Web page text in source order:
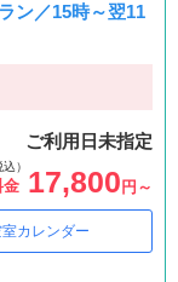
ン／15時～翌11
ご利用日未指定
込）
金 17,800 円～
室カレンダー